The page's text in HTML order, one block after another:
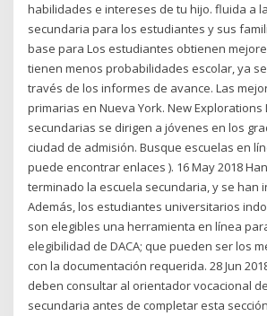
habilidades e intereses de tu hijo. fluida a
secundaria para los estudiantes y sus
base para Los estudiantes obtienen
tienen menos probabilidades escolar, ya
través de los informes de avance. Las
primarias en Nueva York. New Explorations
secundarias se dirigen a jóvenes en los
ciudad de admisión. Busque escuelas en
puede encontrar enlaces ). 16 May 2018
terminado la escuela secundaria, y se han
Además, los estudiantes universitarios
son elegibles una herramienta en línea
elegibilidad de DACA; que pueden ser los
con la documentación requerida. 28 Jun
deben consultar al orientador vocacional
secundaria antes de completar esta